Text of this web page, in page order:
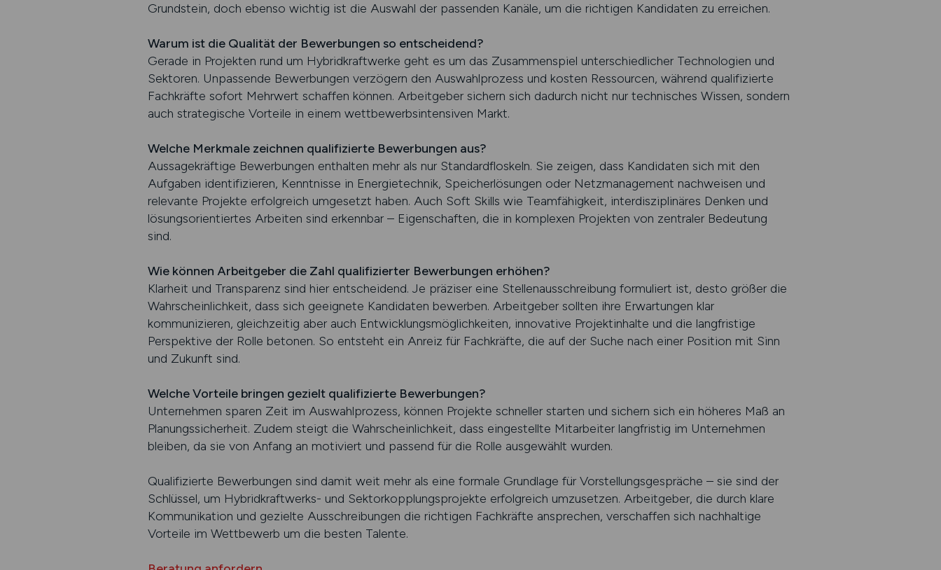
Grundstein, doch ebenso wichtig ist die Auswahl der passenden Kanäle, um die richtigen Kandidaten zu erreichen.
Warum ist die Qualität der Bewerbungen so entscheidend?
Gerade in Projekten rund um Hybridkraftwerke geht es um das Zusammenspiel unterschiedlicher Technologien und
Sektoren. Unpassende Bewerbungen verzögern den Auswahlprozess und kosten Ressourcen, während qualifizierte
Fachkräfte sofort Mehrwert schaffen können. Arbeitgeber sichern sich dadurch nicht nur technisches Wissen, sondern
auch strategische Vorteile in einem wettbewerbsintensiven Markt.
Welche Merkmale zeichnen qualifizierte Bewerbungen aus?
Aussagekräftige Bewerbungen enthalten mehr als nur Standardfloskeln. Sie zeigen, dass Kandidaten sich mit den
Aufgaben identifizieren, Kenntnisse in Energietechnik, Speicherlösungen oder Netzmanagement nachweisen und
relevante Projekte erfolgreich umgesetzt haben. Auch Soft Skills wie Teamfähigkeit, interdisziplinäres Denken und
lösungsorientiertes Arbeiten sind erkennbar – Eigenschaften, die in komplexen Projekten von zentraler Bedeutung
sind.
Wie können Arbeitgeber die Zahl qualifizierter Bewerbungen erhöhen?
Klarheit und Transparenz sind hier entscheidend. Je präziser eine Stellenausschreibung formuliert ist, desto größer die
Wahrscheinlichkeit, dass sich geeignete Kandidaten bewerben. Arbeitgeber sollten ihre Erwartungen klar
kommunizieren, gleichzeitig aber auch Entwicklungsmöglichkeiten, innovative Projektinhalte und die langfristige
Perspektive der Rolle betonen. So entsteht ein Anreiz für Fachkräfte, die auf der Suche nach einer Position mit Sinn
und Zukunft sind.
Welche Vorteile bringen gezielt qualifizierte Bewerbungen?
Unternehmen sparen Zeit im Auswahlprozess, können Projekte schneller starten und sichern sich ein höheres Maß an
Planungssicherheit. Zudem steigt die Wahrscheinlichkeit, dass eingestellte Mitarbeiter langfristig im Unternehmen
bleiben, da sie von Anfang an motiviert und passend für die Rolle ausgewählt wurden.
Qualifizierte Bewerbungen sind damit weit mehr als eine formale Grundlage für Vorstellungsgespräche – sie sind der
Schlüssel, um Hybridkraftwerks- und Sektorkopplungsprojekte erfolgreich umzusetzen. Arbeitgeber, die durch klare
Kommunikation und gezielte Ausschreibungen die richtigen Fachkräfte ansprechen, verschaffen sich nachhaltige
Vorteile im Wettbewerb um die besten Talente.